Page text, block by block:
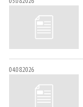
04.08.2026